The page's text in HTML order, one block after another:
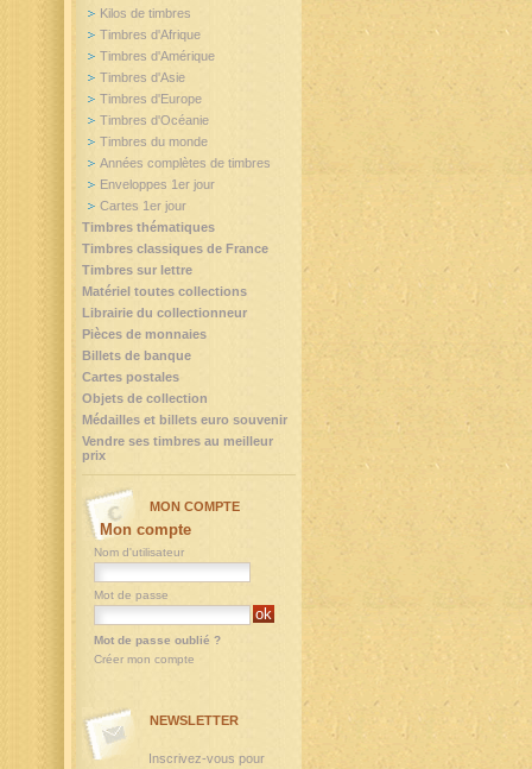
Kilos de timbres
Timbres d'Afrique
Timbres d'Amérique
Timbres d'Asie
Timbres d'Europe
Timbres d'Océanie
Timbres du monde
Années complètes de timbres
Enveloppes 1er jour
Cartes 1er jour
Timbres thématiques
Timbres classiques de France
Timbres sur lettre
Matériel toutes collections
Librairie du collectionneur
Pièces de monnaies
Billets de banque
Cartes postales
Objets de collection
Médailles et billets euro souvenir
Vendre ses timbres au meilleur
prix
MON COMPTE
Mon compte
Nom d'utilisateur
Mot de passe
Mot de passe oublié ?
Créer mon compte
NEWSLETTER
Inscrivez-vous pour